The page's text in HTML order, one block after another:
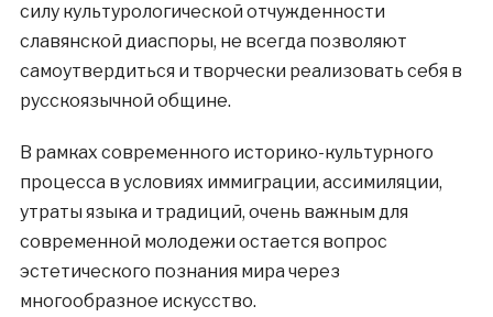
силу культурологической отчужденности
славянской диаспоры, не всегда позволяют
самоутвердиться и творчески реализовать себя в
русскоязычной общине.
В рамках современного историко-культурного
процесса в условиях иммиграции, ассимиляции,
утраты языка и традиций, очень важным для
современной молодежи остается вопрос
эстетического познания мира через
многообразное искусство.